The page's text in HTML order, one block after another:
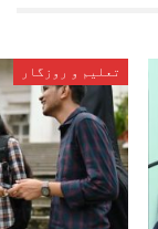
تعلیم و روزگار